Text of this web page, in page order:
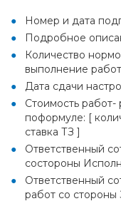
Номер и дата
Подробное
Количество
выполнение
Дата сдачи
Стоимость работ-
поформуле: [
ставка ТЗ ]
Ответственный
состороны
Ответственный
работ со стороны